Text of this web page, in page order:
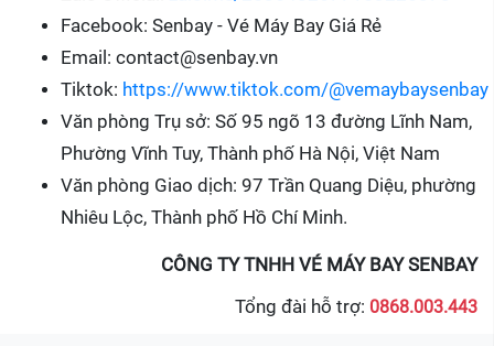
Facebook: Senbay - Vé Máy Bay Giá Rẻ
Email: contact@senbay.vn
Tiktok: https://www.tiktok.com/@vemaybaysenbay
Văn phòng Trụ sở: Số 95 ngõ 13 đường Lĩnh Nam,
Phường Vĩnh Tuy, Thành phố Hà Nội, Việt Nam
Văn phòng Giao dịch: 97 Trần Quang Diệu, phường
Nhiêu Lộc, Thành phố Hồ Chí Minh.
CÔNG TY TNHH VÉ MÁY BAY SENBAY
Tổng đài hỗ trợ: 0868.003.443